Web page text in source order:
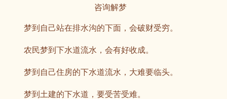
咨询解梦
梦到自己站在排水沟的下面，会破财受穷。
农民梦到下水道流水，会有好收成。
梦到自己住房的下水道流水，大难要临头。
梦到土建的下水道，要受苦受难。